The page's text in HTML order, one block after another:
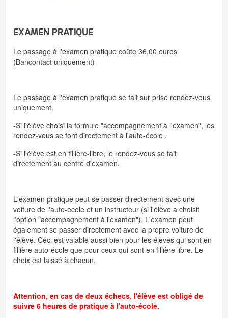
EXAMEN PRATIQUE
Le passage à l'examen pratique coûte 36,00 euros
(Bancontact uniquement)
Le passage à l'examen pratique se fait sur prise rendez-vous
uniquement.
-Si l'élève choisi la formule "accompagnement à l'examen", les
rendez-vous se font directement à l'auto-école .
-Si l'élève est en fillière-libre, le rendez-vous se fait
directement au centre d'examen.
L'examen pratique peut se passer directement avec une
voiture de l'auto-ecole et un instructeur (si l'élève a choisit
l'option "accompagnement à l'examen"). L'examen peut
également se passer directement avec la propre voiture de
l'élève. Ceci est valable aussi bien pour les élèves qui sont en
fillière auto-école que pour ceux qui sont en fillière libre. Le
choix est laissé à chacun.
Attention, en cas de deux échecs, l'élève est obligé de
suivre 6 heures de pratique à l'auto-école.